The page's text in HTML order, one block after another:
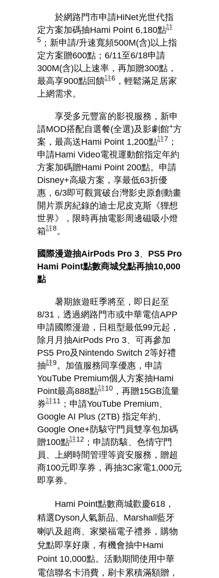
於網路門市申請HiNet光世代指
定方案加碼抽Hami Point 6,180點註
5 ；新申請/升速寬頻500M(含)以上指
定方案贈600點； 6/11至6/18申請
300M(含)以上速率，再加贈300點，
最高享900點回饋註6 ，輕鬆滿足居家
上網需求。
享受多元豐富的影視服務，新申
請MOD搭配自選餐(全選)及影劇館+方
案，最高送Hami Point 1,200點註7 ；
申請Hami Video電視運動館指定年約
方案加碼贈Hami Point 200點。申請
Disney+高級方案，享最低63折優
惠， 6/3即可觀賞破台灣影史原創動畫
開片票房紀錄的迪士尼皮克斯《狸想
世界》，限時再抽電影周邊磁吸小燈
箱註8。
國際漫遊抽AirPods Pro 3、 PS5 Pro
Hami Point點數商城兌點再抽10,000
點
暑期旅遊旺季將至，即日起至
8/31 ，透過網路門市或中華電信APP
申請國際漫遊，日租型最低99元起，
除月月抽AirPods Pro 3、可再參加
PS5 Pro及 Nintendo Switch 2等好禮
抽註9。加值服務同享優惠，申請
YouTube Premium個人方案抽Hami
Point最高888點註10 ，再贈15GB流量
券註11 ；申請YouTube Premium、
Google AI Plus (2TB) 指定年約、
Google One+ 防駭守門員雙享包加碼
贈100點註12 ；申請防駭、色情守門
員、上網時間管理等資安服務，贈超
商100元即享券，再抽3C家電1,000元
即享券。
Hami Point點數商城歡慶618 ，
精選Dyson 人氣新品、 Marshall 藍牙
喇叭及超商、家樂福電子禮券，購物
兌點即享好康，有機會抽中Hami
Point 10,000點。活動期間使用中華
電信聯名卡消費，刷卡累積滿額贈，